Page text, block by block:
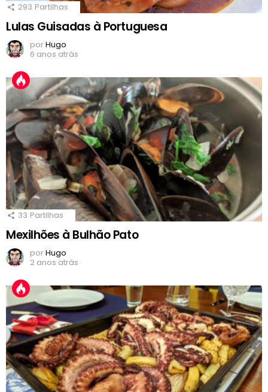
293 Partilhas
Lulas Guisadas à Portuguesa
porHugo
6 anos atrás
33 Partilhas
Mexilhões à Bulhão Pato
porHugo
2 anos atrás